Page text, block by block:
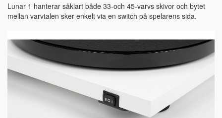
Lunar 1 hanterar såklart både 33-och 45-varvs skivor och bytet
mellan varvtalen sker enkelt via en switch på spelarens sida.